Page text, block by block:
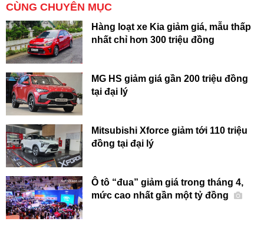
CÙNG CHUYÊN MỤC
Hàng loạt xe Kia giảm giá, mẫu thấp
nhất chỉ hơn 300 triệu đồng
MG HS giảm giá gần 200 triệu đồng
tại đại lý
Mitsubishi Xforce giảm tới 110 triệu
đồng tại đại lý
Ô tô “đua” giảm giá trong tháng 4,
mức cao nhất gần một tỷ đồng